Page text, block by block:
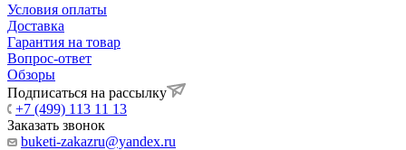
Условия оплаты
Доставка
Гарантия на товар
Вопрос-ответ
Обзоры
Подписаться на рассылку
+7 (499) 113 11 13
Заказать звонок
buketi-zakazru@yandex.ru